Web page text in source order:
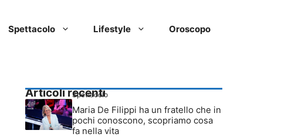
Spettacolo Lifestyle Oroscopo
Articoli recenti
Spettacolo
Maria De Filippi ha un fratello che in
pochi conoscono, scopriamo cosa
fa nella vita